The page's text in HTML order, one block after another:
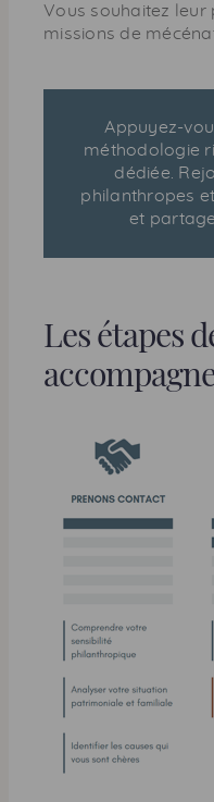
Vous souhaitez leur
missions de
Appuyez-
méthodologie
dédiée.
philanthropes
et
Les étapes